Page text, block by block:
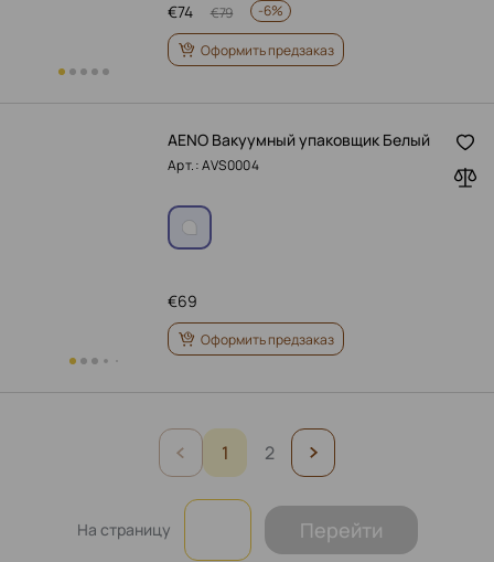
74
€ 79
€ -6%
Оформить предзаказ
AENO Вакуумный упаковщик Белый
Арт.: AVS0004
69
€
Оформить предзаказ
1 2
На страницу Перейти